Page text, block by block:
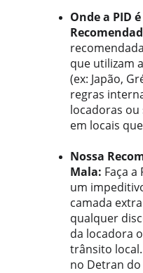
Onde a PID é
que utilizam
(ex: Japão,
regras
locadoras
em locais
Nossa
Mala: Faça
um
camada
qualquer
da locadora
trânsito
no Detran